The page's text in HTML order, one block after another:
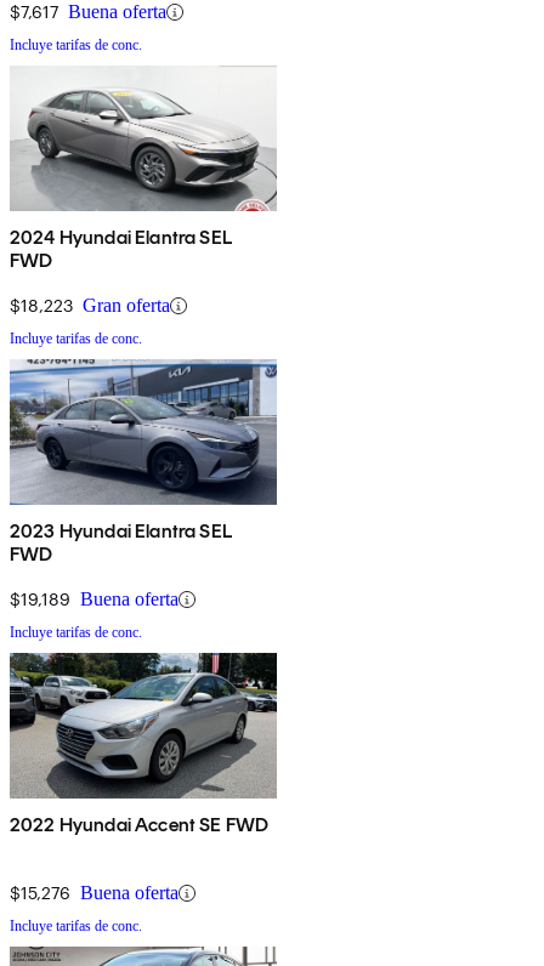
$7,617 Buena oferta
Incluye tarifas de conc.
2024 Hyundai Elantra SEL
FWD
$18,223 Gran oferta
Incluye tarifas de conc.
2023 Hyundai Elantra SEL
FWD
$19,189 Buena oferta
Incluye tarifas de conc.
2022 Hyundai Accent SE FWD
$15,276 Buena oferta
Incluye tarifas de conc.